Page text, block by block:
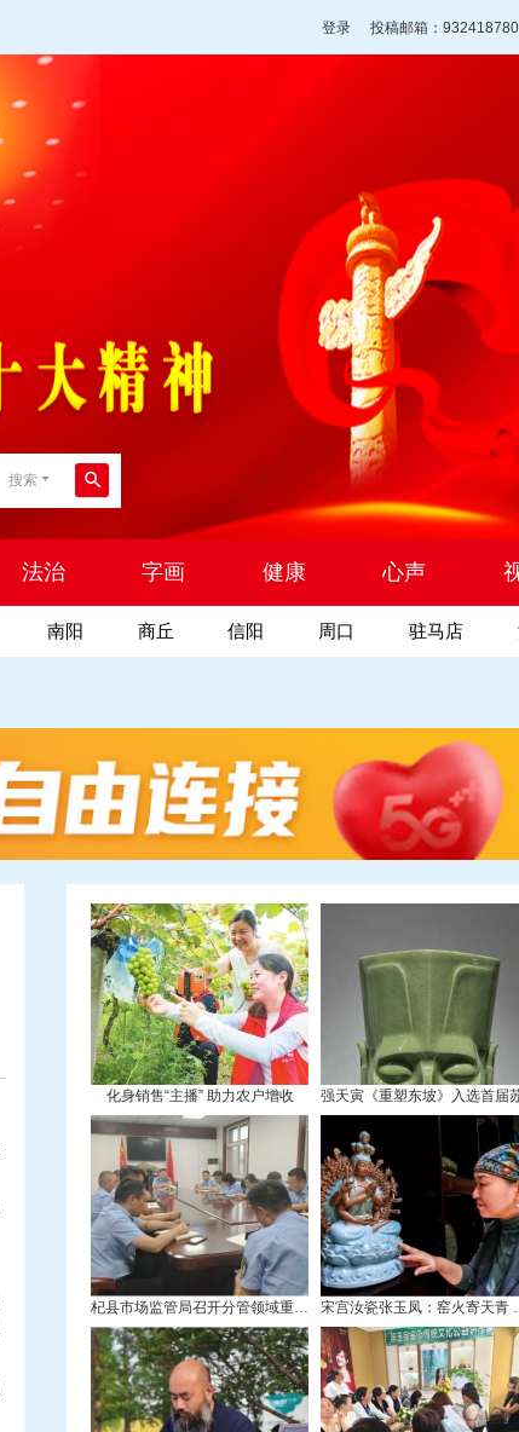
登录 投稿邮箱：
法治 字画 健康 心声
搜索
搜
南阳 商丘 信阳 周口 驻马店
化身销售“主播” 助力农户增收
杞县市场监管局召开分管领域重点工作推进会 宋宫汝瓷